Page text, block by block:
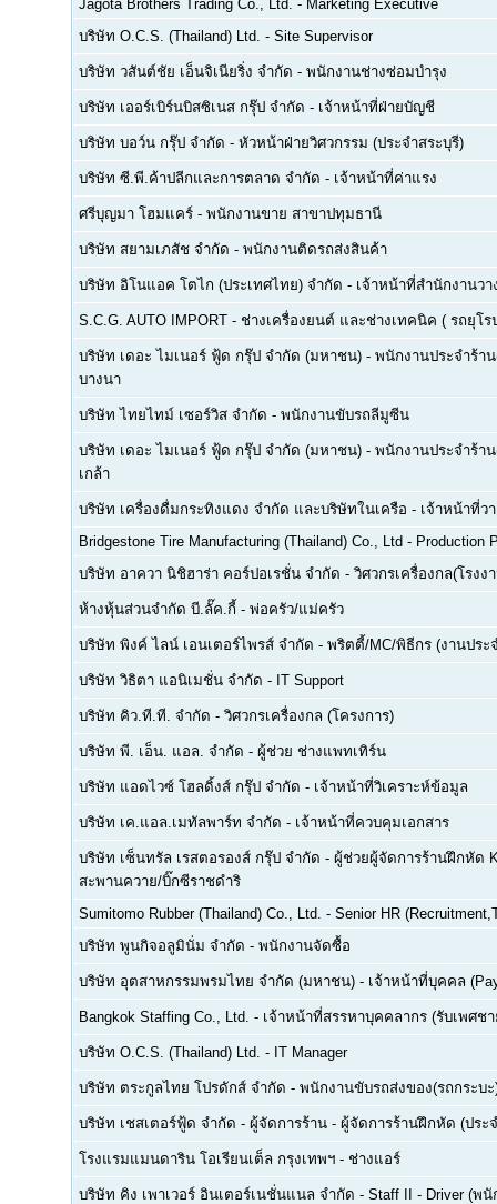
Jagota Brothers Trading Co., Ltd. - Marketing Executive
บริษัท O.C.S. (Thailand) Ltd. - Site Supervisor
บริษัท วสันต์ชัย เอ็นจิเนียริ่ง จำกัด - พนักงานช่างซ่อมบำรุง
บริษัท เออร์เบิร์นบิสซิเนส กรุ๊ป จำกัด - เจ้าหน้าที่ฝ่ายบัญชี
บริษัท บอว์น กรุ๊ป จำกัด - หัวหน้าฝ่ายวิศวกรรม (ประจำสระบุรี)
บริษัท ซี.พี.ค้าปลีกและการตลาด จำกัด - เจ้าหน้าที่ค่าแรง
ศรีบุญมา โฮมแคร์ - พนักงานขาย สาขาปทุมธานี
บริษัท สยามเภสัช จำกัด - พนักงานติดรถส่งสินค้า
บริษัท อิโนแอค โตไก (ประเทศไทย) จำกัด - เจ้าหน้าที่สำนักงานวา
S.C.G. AUTO IMPORT - ช่างเครื่องยนต์ และช่างเทคนิค ( รถยุโ
บริษัท เดอะ ไมเนอร์ ฟู้ด กรุ๊ป จำกัด (มหาชน) - พนักงานประจำร้า
บางนา
บริษัท ไทยไทม์ เซอร์วิส จำกัด - พนักงานขับรถลีมูซีน
บริษัท เดอะ ไมเนอร์ ฟู้ด กรุ๊ป จำกัด (มหาชน) - พนักงานประจำร้า
เกล้า
บริษัท เครื่องดื่มกระทิงแดง จำกัด และบริษัทในเครือ - เจ้าหน้าที่ว
Bridgestone Tire Manufacturing (Thailand) Co., Ltd - Production
บริษัท อาควา นิชิฮาร่า คอร์ปอเรชั่น จำกัด - วิศวกรเครื่องกล(โรงง
ห้างหุ้นส่วนจำกัด บี.ลั๊ค.กี้ - พ่อครัว/แม่ครัว
บริษัท พิงค์ ไลน์ เอนเตอร์ไพรส์ จำกัด - พริตตี้/MC/พิธีกร (งานประ
บริษัท วิธิตา แอนิเมชั่น จำกัด - IT Support
บริษัท คิว.ที.ที. จำกัด - วิศวกรเครื่องกล (โครงการ)
บริษัท พี. เอ็น. แอล. จำกัด - ผู้ช่วย ช่างแพทเทิร์น
บริษัท แอดไวซ์ โฮลดิ้งส์ กรุ๊ป จำกัด - เจ้าหน้าที่วิเคราะห์ข้อมูล
บริษัท เค.แอล.เมทัลพาร์ท จำกัด - เจ้าหน้าที่ควบคุมเอกสาร
บริษัท เซ็นทรัล เรสตอรองส์ กรุ๊ป จำกัด - ผู้ช่วยผู้จัดการร้านฝึกหัด
สะพานควาย/บิ๊กซีราชดำริ
Sumitomo Rubber (Thailand) Co., Ltd. - Senior HR
บริษัท พูนกิจอลูมินั่ม จำกัด - พนักงานจัดซื้อ
บริษัท อุตสาหกรรมพรมไทย จำกัด (มหาชน) - เจ้าหน้าที่บุคคล
Bangkok Staffing Co., Ltd. - เจ้าหน้าที่สรรหาบุคคลากร (รับเพศช
บริษัท O.C.S. (Thailand) Ltd. - IT Manager
บริษัท ตระกูลไทย โปรดักส์ จำกัด - พนักงานขับรถส่งของ(รถกระบะ
บริษัท เชสเตอร์ฟู้ด จำกัด - ผู้จัดการร้าน - ผู้จัดการร้านฝึกหัด (ประ
โรงแรมแมนดาริน โอเรียนเต็ล กรุงเทพฯ - ช่างแอร์
บริษัท คิง เพาเวอร์ อินเตอร์เนชั่นแนล จำกัด - Staff II - Driver (พ